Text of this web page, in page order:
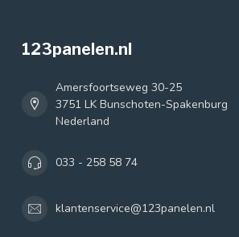
123panelen.nl
Amersfoortseweg 30-25
3751 LK Bunschoten-Spakenburg
Nederland
033 - 258 58 74
klantenservice@123panelen.nl